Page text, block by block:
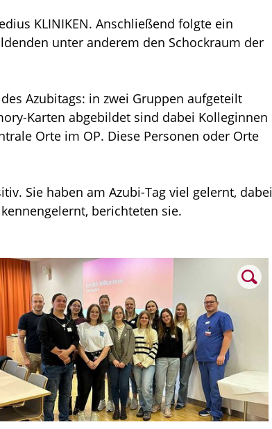
KLINIKEN. Anschließend folgte ein
unter anderem den Schockraum der
Azubitags: in zwei Gruppen aufgeteilt
Karten abgebildet sind dabei Kolleginnen
Orte im OP. Diese Personen oder Orte
Sie haben am Azubi-Tag viel gelernt, dabei
berichteten sie.